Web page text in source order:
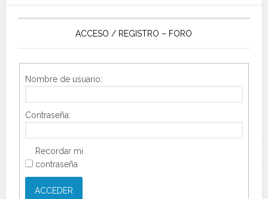
ACCESO / REGISTRO – FORO
Nombre de usuario:
Contraseña:
Recordar mi
contraseña
ACCEDER